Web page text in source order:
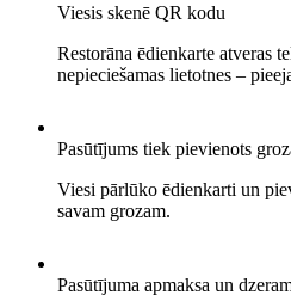
Viesis skenē QR kodu
Restorāna ēdienkarte atveras
nepieciešamas lietotnes –
Pasūtījums tiek pievienots
Viesi pārlūko ēdienkarti un
savam grozam.
Pasūtījuma apmaksa un